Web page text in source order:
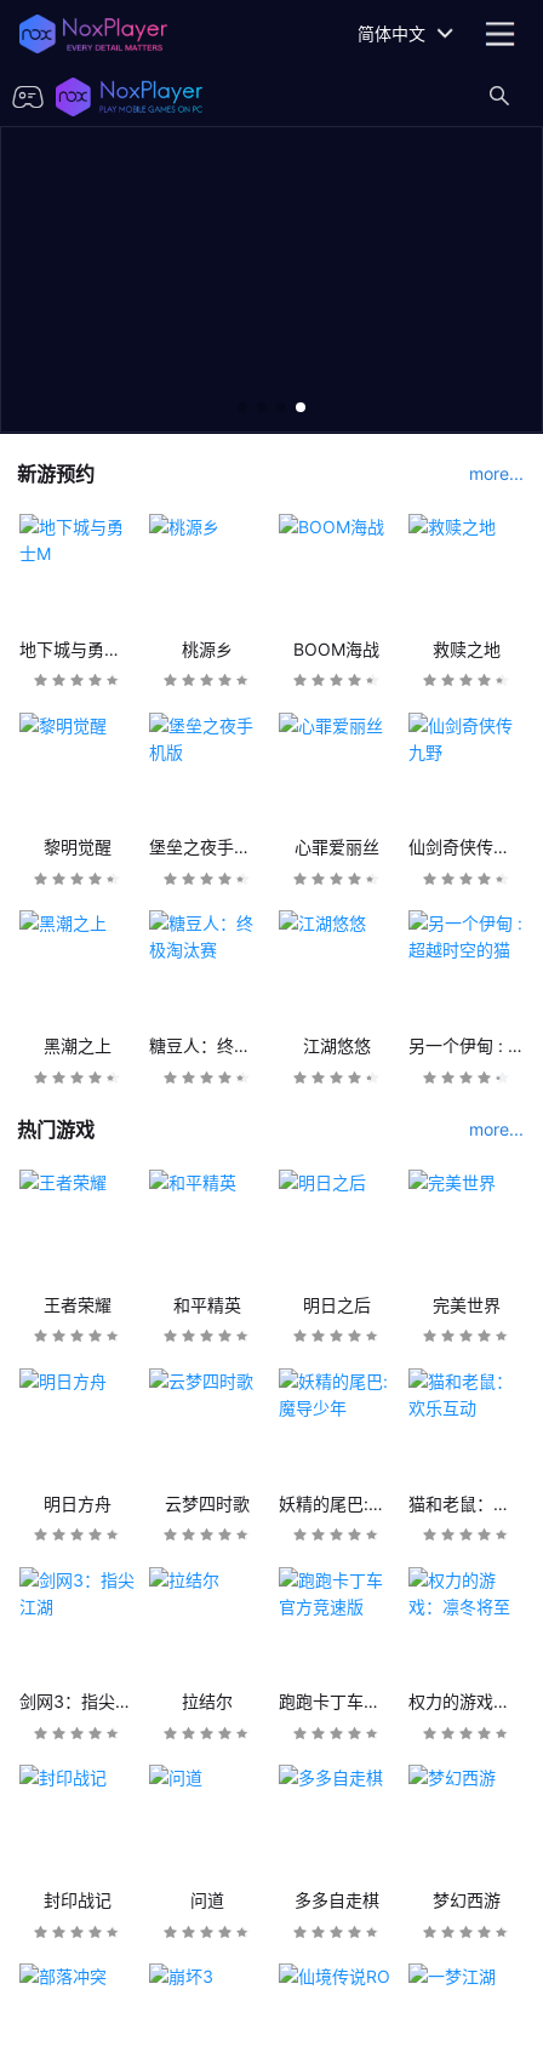
简体中文
新游预约 more...
地下城与勇士M 桃源乡 BOOM海战 救赎之地
黎明觉醒 堡垒之夜手机版 心罪爱丽丝 仙剑奇侠传九野
黑潮之上 糖豆人：终极淘汰赛 江湖悠悠 另一个伊甸 : 超越时空的猫
热门游戏 more...
王者荣耀 和平精英 明日之后 完美世界
明日方舟 云梦四时歌 妖精的尾巴:魔导少年 猫和老鼠：欢乐互动
剑网3：指尖江湖 拉结尔 跑跑卡丁车官方竞速版 权力的游戏：凛冬将至
封印战记 问道 多多自走棋 梦幻西游